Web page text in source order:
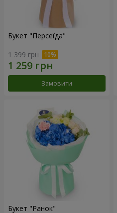
Букет "Персеїда"
1 399 грн
Замовити
Букет "Ранок"